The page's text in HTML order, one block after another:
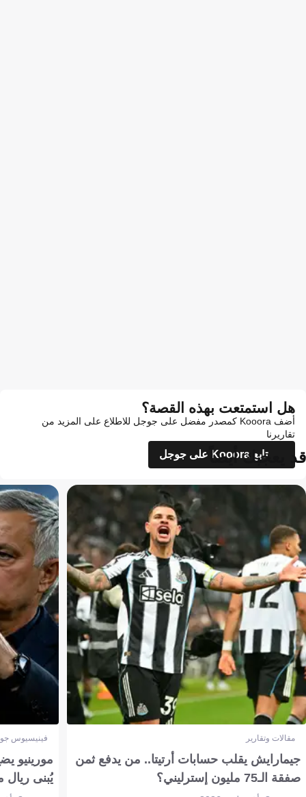
هل استمتعت بهذه القصة؟
أضف Kooora كمصدر مفضل على جوجل للاطلاع على المزيد من
تقاريرنا
تابع Kooora على جوجل
قد يعجبك أيضاً
مقالات وتقارير
جيمارايش يقلب حسابات أرتيتا.. من يدفع ثمن
صفقة الـ75 مليون إسترليني؟
فينيسيوس
مورينيو
يُبنى ريال